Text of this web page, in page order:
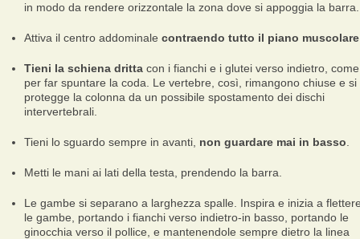
in modo da rendere orizzontale la zona dove si appoggia la barra.
Attiva il centro addominale contraendo tutto il piano muscolare
Tieni la schiena dritta con i fianchi e i glutei verso indietro, come
per far spuntare la coda. Le vertebre, così, rimangono chiuse e si
protegge la colonna da un possibile spostamento dei dischi
intervertebrali.
Tieni lo sguardo sempre in avanti, non guardare mai in basso
Metti le mani ai lati della testa, prendendo la barra.
Le gambe si separano a larghezza spalle. Inspira e inizia a
le gambe, portando i fianchi verso indietro-in basso, portando le
ginocchia verso il pollice, e mantenendole sempre dietro la linea